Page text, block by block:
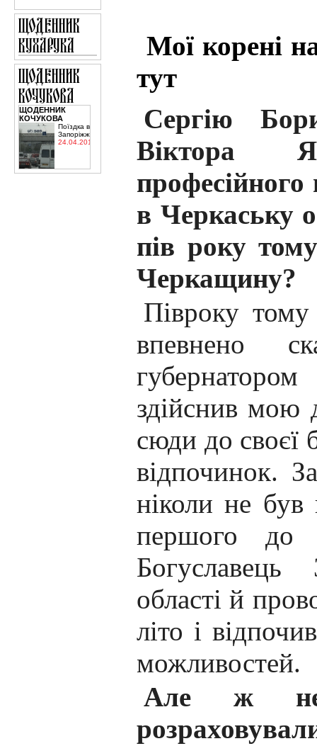
ЩОДЕННИК
КОЧУКОВА
Поїздка в
Запоріжжя
24.04.2015
Мої корені
тут
Сергію
Віктора
професійного
в Черкаську
пів року
Черкащину?
Півроку
впевнено
здійснив мою
сюди до своєї
відпочинок.
ніколи не
першого до
Богуславець
області й
літо і
можливостей.
Але ж не